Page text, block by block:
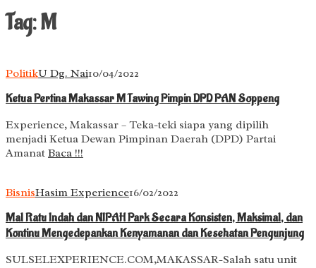
Tag:M
PolitikU Dg. Nai10/04/2022
Ketua Pertina Makassar M Tawing Pimpin DPD PAN Soppeng
Experience, Makassar – Teka-teki siapa yang dipilih
menjadi Ketua Dewan Pimpinan Daerah (DPD) Partai
Amanat Baca !!!
BisnisHasim Experience16/02/2022
Mal Ratu Indah dan NIPAH Park Secara Konsisten, Maksimal, dan
Kontinu Mengedepankan Kenyamanan dan Kesehatan Pengunjung
SULSELEXPERIENCE.COM,MAKASSAR-Salah satu unit